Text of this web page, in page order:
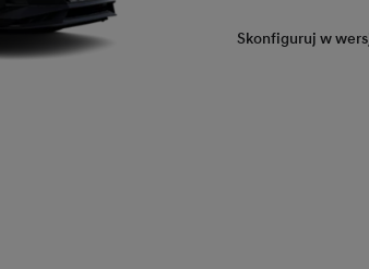
Skonfiguruj w